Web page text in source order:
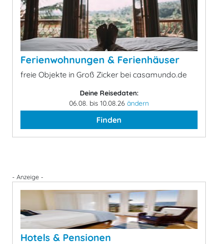
Ferienwohnungen & Ferienhäuser
freie Objekte in Groß Zicker bei casamundo.de
Deine Reisedaten:
06.08. bis 10.08.26 ändern
Finden
- Anzeige -
Hotels & Pensionen